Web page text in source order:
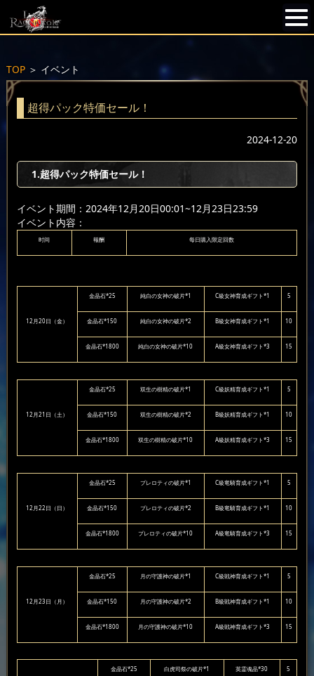
TOP＞ イベント
超得パック特価セール！
2024-12-20
1.超得パック特価セール！
イベント期間：2024年12月20日00:01~12月23日23:59
イベント内容：
时间 報酬 每日購入限定回数
12月20日（金）
金晶石*25 純白の女神の破片*1 C級女神育成ギフト*1 5
金晶石*150 純白の女神の破片*2 B級女神育成ギフト*1 10
金晶石*1800 純白の女神の破片*10 A級女神育成ギフト*3 15
12月21日（土）
金晶石*25 双生の樹精の破片*1 C級妖精育成ギフト*1 5
金晶石*150 双生の樹精の破片*2 B級妖精育成ギフト*1 10
金晶石*1800 双生の樹精の破片*10 A級妖精育成ギフト*3 15
12月22日（日）
金晶石*25 プレロティの破片*1 C級竜騎育成ギフト*1 5
金晶石*150 プレロティの破片*2 B級竜騎育成ギフト*1 10
金晶石*1800 プレロティの破片*10 A級竜騎育成ギフト*3 15
12月23日（月）
金晶石*25 月の守護神の破片*1 C級戦神育成ギフト*1 5
金晶石*150 月の守護神の破片*2 B級戦神育成ギフト*1 10
金晶石*1800 月の守護神の破片*10 A級戦神育成ギフト*3 15
金晶石*25 白虎司祭の破片*1 英霊魂晶*30 5